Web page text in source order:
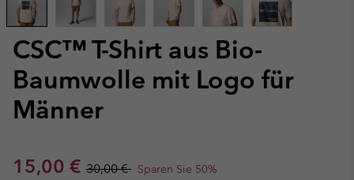
CSC™ T-Shirt aus Bio-
Baumwolle mit Logo für
Männer
Sale price:
15,00 € Regular price:
30,00 € Sparen Sie 50%